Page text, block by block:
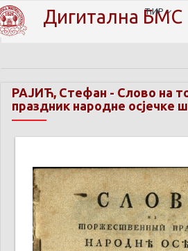
Дигитална БМС
ЋИР
РАЈИЋ, Стефан - Слово на
праздник народне осјечке